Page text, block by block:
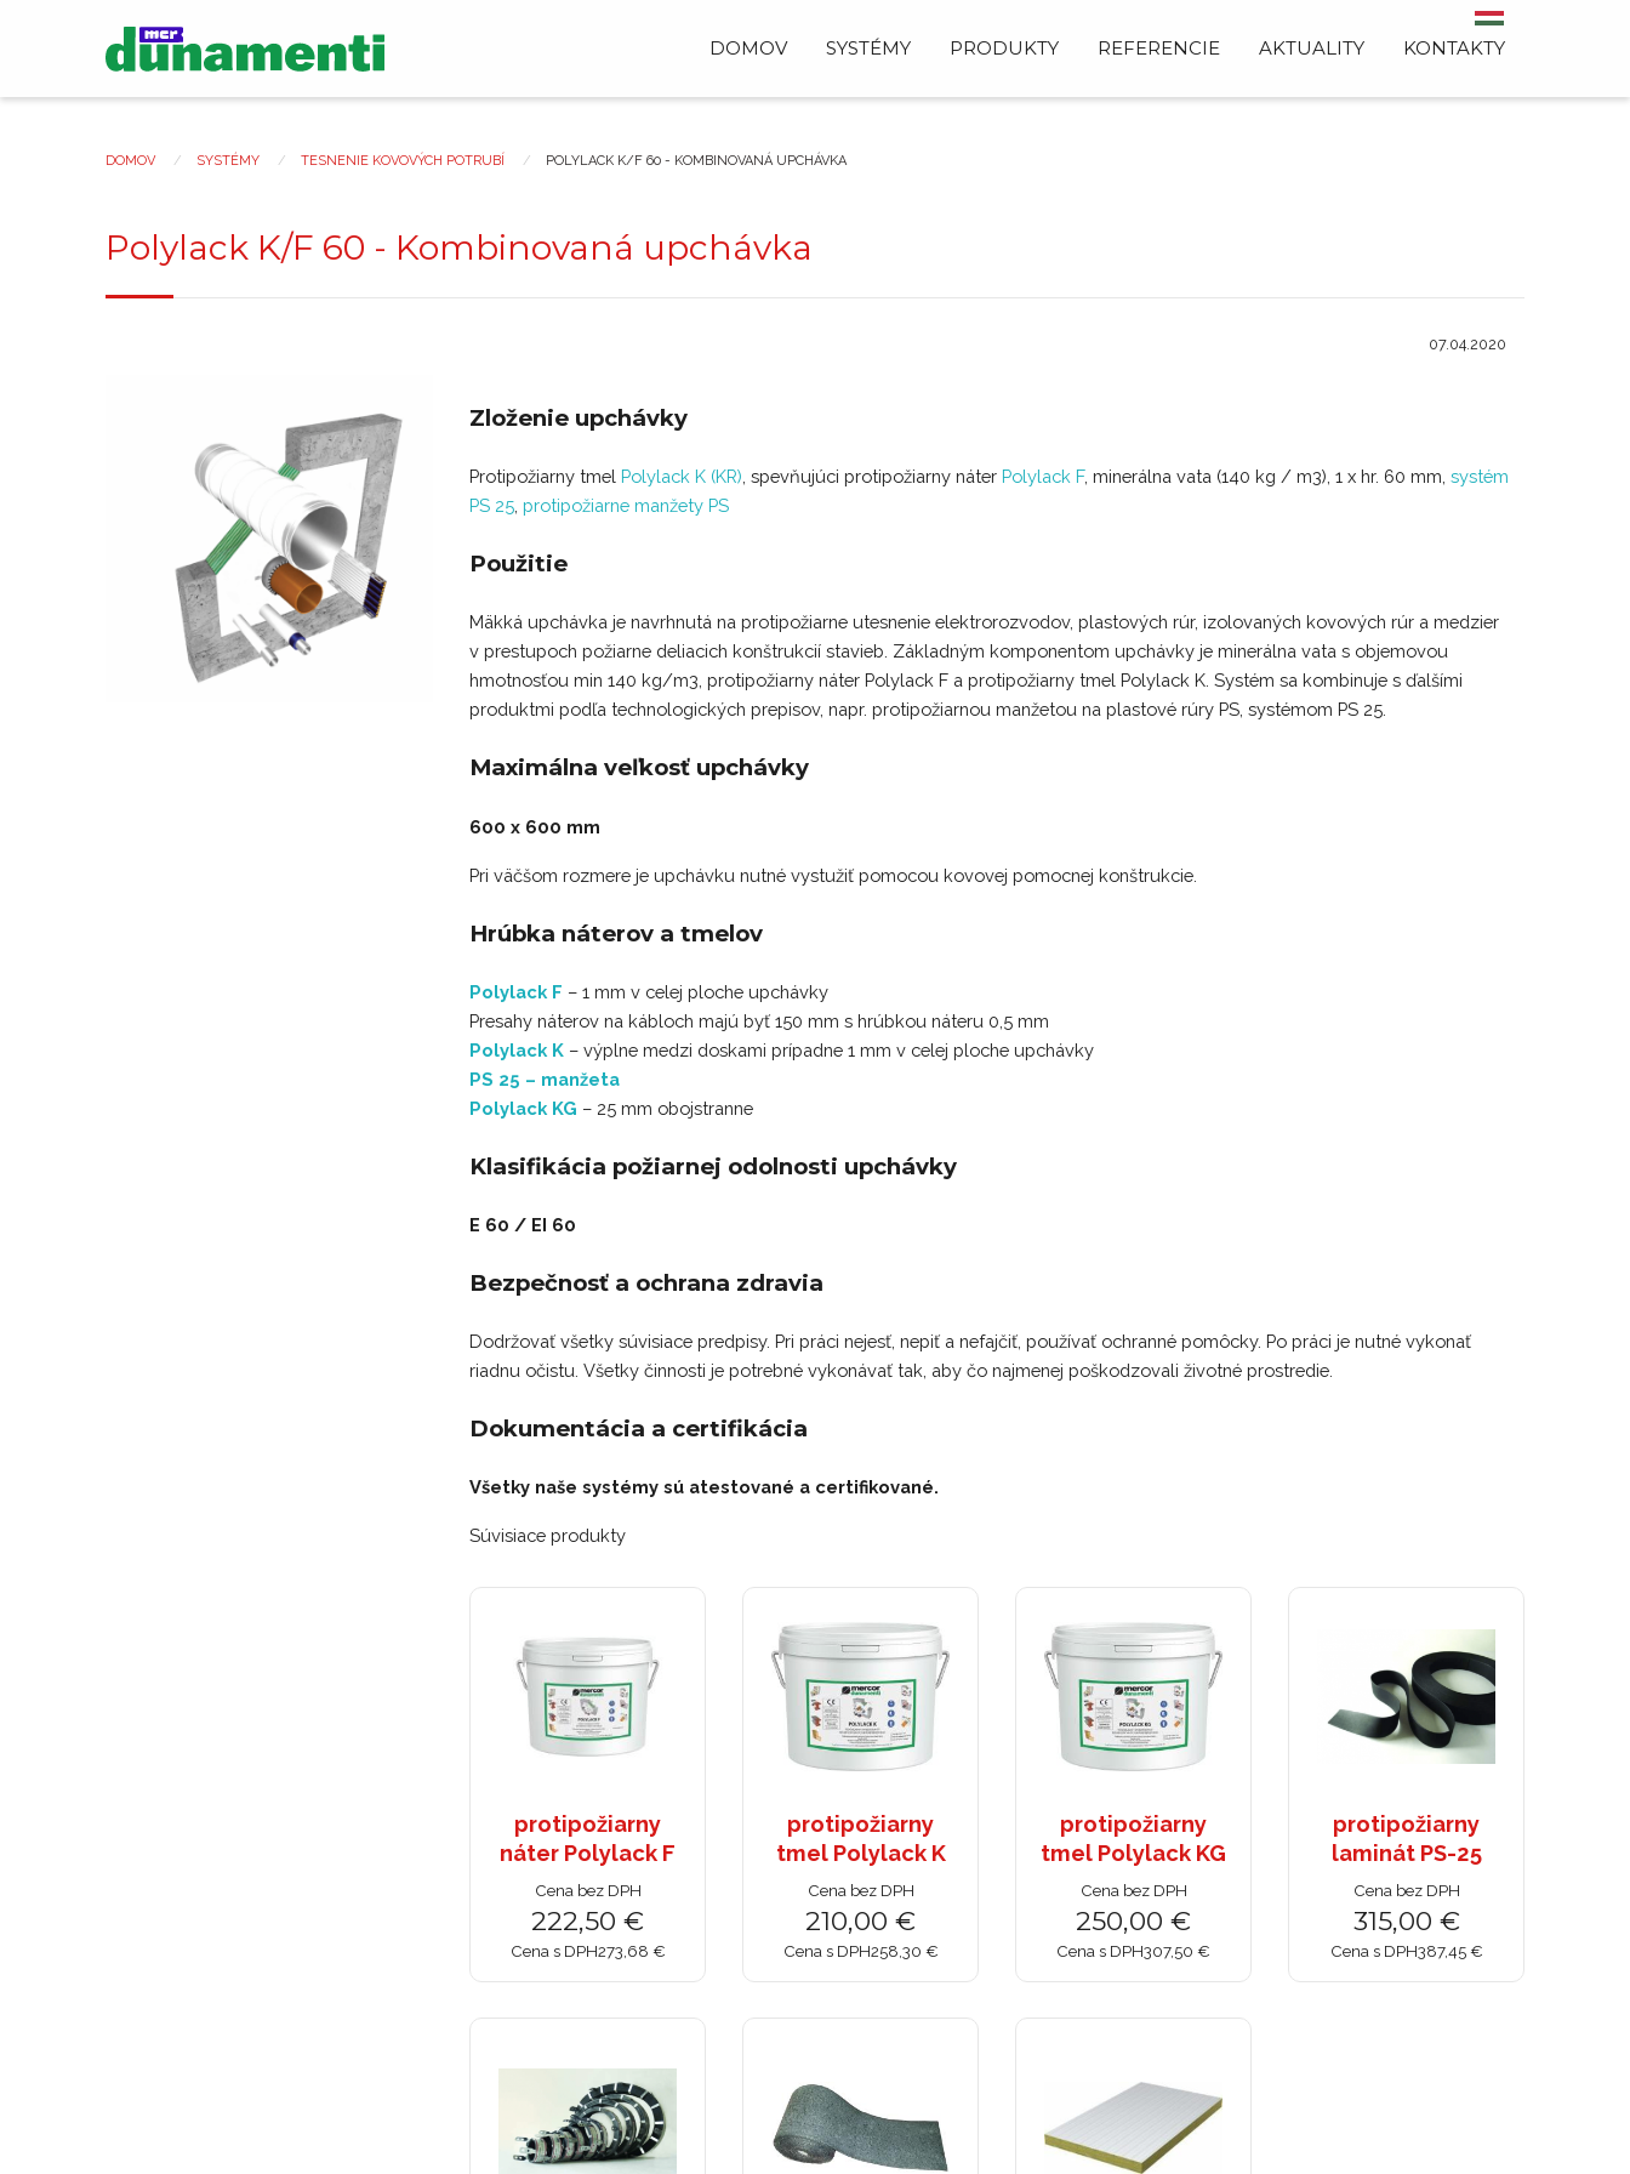
obsah
navigation
DOMOV SYSTÉMY PRODUKTY REFERENCIE AKTUALITY KONTAKTY
sa
DOMOV SYSTÉMY TESNENIE KOVOVÝCH POTRUBÍ POLYLACK K/F 60 - KOMBINOVANÁ UPCHÁVKA
Polylack K/F 60 - Kombinovaná upchávka
07.04.2020
Zloženie upchávky
Protipožiarny tmel Polylack K (KR) , spevňujúci protipožiarny náter Polylack F, minerálna vata (140 kg / m3), 1 x hr. 60 mm, systém
PS 25 protipožiarne manžety PS
Použitie
Mäkká upchávka je navrhnutá na protipožiarne utesnenie elektrorozvodov, plastových rúr, izolovaných kovových rúr a medzier
v prestupoch požiarne deliacich konštrukcií stavieb. Základným komponentom upchávky je minerálna vata s objemovou
hmotnosťou min 140 kg/m3, protipožiarny náter Polylack F a protipožiarny tmel Polylack K. Systém sa kombinuje s ďalšími
produktmi podľa technologických prepisov, napr. protipožiarnou manžetou na plastové rúry PS, systémom PS 25.
Maximálna veľkosť upchávky
600 x 600 mm
Pri väčšom rozmere je upchávku nutné vystužiť pomocou kovovej pomocnej konštrukcie.
Hrúbka náterov a tmelov
Polylack F – 1 mm v celej ploche upchávky
Presahy náterov na kábloch majú byť 150 mm s hrúbkou náteru 0,5 mm
Polylack K – výplne medzi doskami prípadne 1 mm v celej ploche upchávky
PS 25 – manžeta
Polylack KG – 25 mm obojstranne
Klasifikácia požiarnej odolnosti upchávky
E 60 / EI 60
Bezpečnosť a ochrana zdravia
Dodržovať všetky súvisiace predpisy. Pri práci nejesť, nepiť a nefajčiť, používať ochranné pomôcky. Po práci je nutné vykonať
riadnu očistu. Všetky činnosti je potrebné vykonávať tak, aby čo najmenej poškodzovali životné prostredie.
Dokumentácia a certifikácia
Všetky naše systémy sú atestované a certifikované.
Súvisiace produkty
protipožiarny
náter Polylack F
Cena bez DPH
222,50 €
Cena s DPH273,68 €
protipožiarny
tmel Polylack K
Cena bez DPH
210,00 €
Cena s DPH258,30 €
protipožiarny
tmel Polylack KG
Cena bez DPH
250,00 €
Cena s DPH307,50 €
protipožiarny
laminát PS-25
Cena bez DPH
315,00 €
Cena s DPH387,45 €